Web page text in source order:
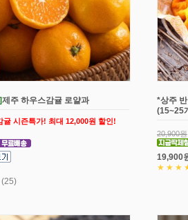
제주 하우스감귤 로얄과
시즌특가! 최대 12,000원 할인!
(25)
*상주
(15~25
20,900원
19,900